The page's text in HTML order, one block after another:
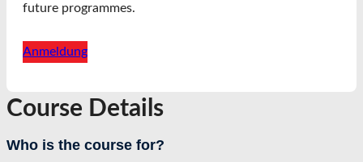
future programmes.
Anmeldung
Course Details
Who is the course for?